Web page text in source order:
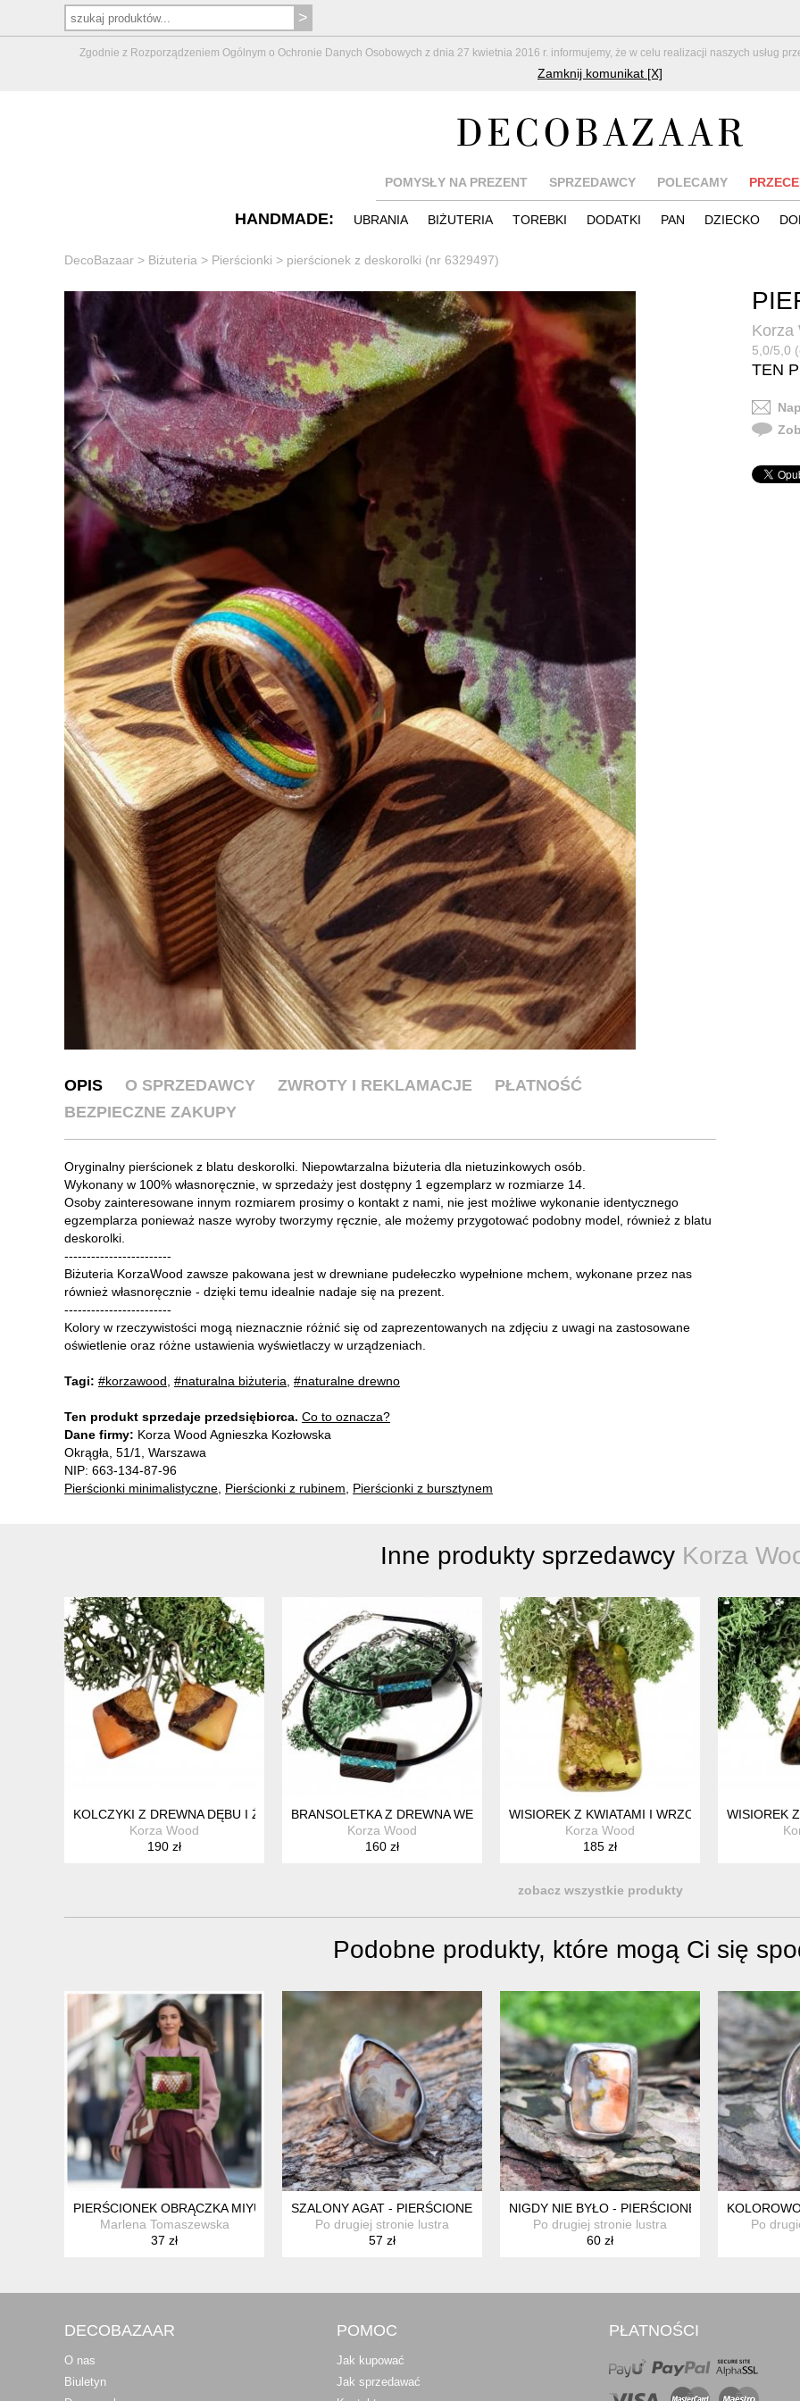
Zgodnie z Rozporządzeniem Ogólnym o Ochronie Danych Osobowych z dnia 27 kwietnia 2016 r. informujemy, że w celu realizacji naszych usług
Zamknij komunikat [X]
POMYSŁY NA PREZENT SPRZEDAWCY POLECAMY
HANDMADE: UBRANIA BIŻUTERIA TOREBKI DODATKI PAN DZIECKO
DecoBazaar > Biżuteria > Pierścionki > pierścionek z deskorolki (nr 6329497)
Korza
5,0/5,0
TEN
OPIS O SPRZEDAWCY ZWROTY I REKLAMACJE
PŁATNOŚĆ
BEZPIECZNE ZAKUPY
Oryginalny pierścionek z blatu deskorolki. Niepowtarzalna biżuteria dla nietuzinkowych osób.
Wykonany w 100% własnoręcznie, w sprzedaży jest dostępny 1 egzemplarz w rozmiarze 14.
Osoby zainteresowane innym rozmiarem prosimy o kontakt z nami, nie jest możliwe wykonanie identycznego
egzemplarza ponieważ nasze wyroby tworzymy ręcznie, ale możemy przygotować podobny model, również z blatu
deskorolki.
------------------------
Biżuteria KorzaWood zawsze pakowana jest w drewniane pudełeczko wypełnione mchem, wykonane przez nas
również własnoręcznie - dzięki temu idealnie nadaje się na prezent.
------------------------
Kolory w rzeczywistości mogą nieznacznie różnić się od zaprezentowanych na zdjęciu z uwagi na zastosowane
oświetlenie oraz różne ustawienia wyświetlaczy w urządzeniach.
Tagi: #korzawood #naturalna biżuteria #naturalne drewno
Ten produkt sprzedaje przedsiębiorca. Co to oznacza?
Dane firmy: Korza Wood Agnieszka Kozłowska
Okrągła, 51/1, Warszawa
NIP: 663-134-87-96
Pierścionki minimalistyczne Pierścionki z rubinem Pierścionki z bursztynem
Inne produkty sprzedawcy Korza
KOLCZYKI Z DREWNA DĘBU I ŻYWICY
Korza Wood
190 zł
BRANSOLETKA Z DREWNA WENGE I CHRYZOKOLI Z HEMATYTEM
Korza Wood
160 zł
WISIOREK Z KWIATAMI I WRZOSEM
Korza Wood
185 zł
WISIOREK
zobacz wszystkie produkty
Podobne produkty, które mogą Ci się
PIERŚCIONEK OBRĄCZKA MIYUKI
Marlena Tomaszewska
37 zł
SZALONY AGAT - PIERŚCIONEK REGULOWANY
Po drugiej stronie lustra
57 zł
NIGDY NIE BYŁO - PIERŚCIONEK REGULOWANY
Po drugiej stronie lustra
60 zł
Po
DECOBAZAAR
O nas
Biuletyn
POMOC
Jak kupować
Jak sprzedawać
PŁATNOŚCI